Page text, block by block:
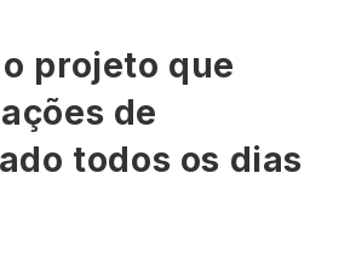
projeto que
de
todos os dias